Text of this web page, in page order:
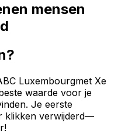
mensen
Luxembourgmet Xe
waarde voor je
Je eerste
klikken verwijderd—